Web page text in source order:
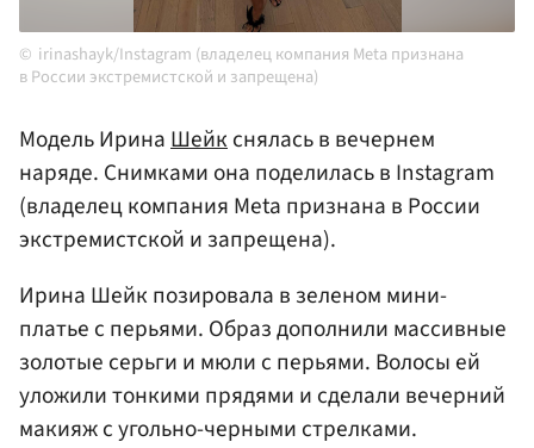
irinashayk/Instagram (владелец компания Meta признана
в России экстремистской и запрещена)
Модель ИринаШейкснялась в вечернем
наряде. Снимками она поделилась в Instagram
(владелец компания Meta признана в России
экстремистской и запрещена).
Ирина Шейк позировала в зеленом мини-
платье с перьями. Образ дополнили массивные
золотые серьги и мюли с перьями. Волосы ей
уложили тонкими прядями и сделали вечерний
макияж с угольно-черными стрелками.